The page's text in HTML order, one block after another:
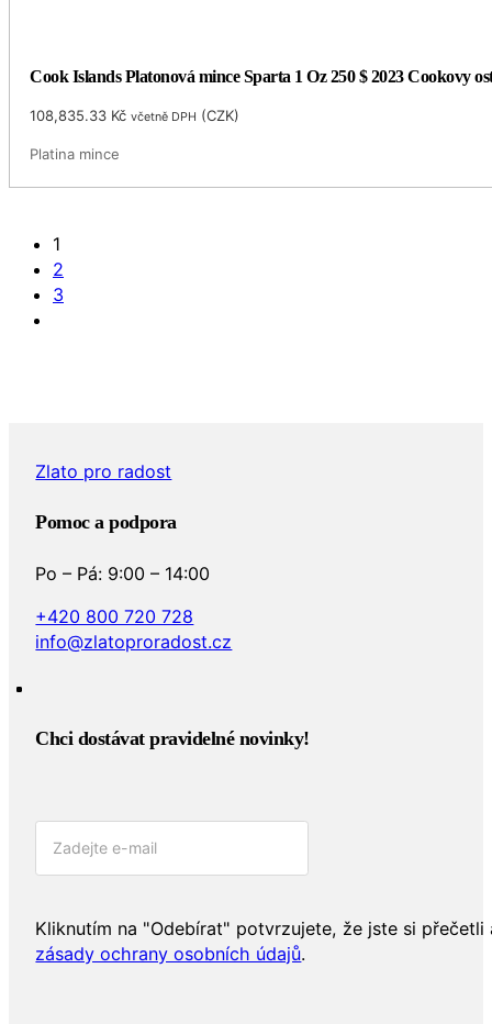
1
2
3
Zlato pro radost
Pomoc a podpora
Po – Pá: 9:00 – 14:00
+420 800 720 728
info@zlatoproradost.cz
Chci dostávat pravidelné novinky!​
Kliknutím na "Odebírat" potvrzujete, že jste si přečetli
zásady ochrany osobních údajů.